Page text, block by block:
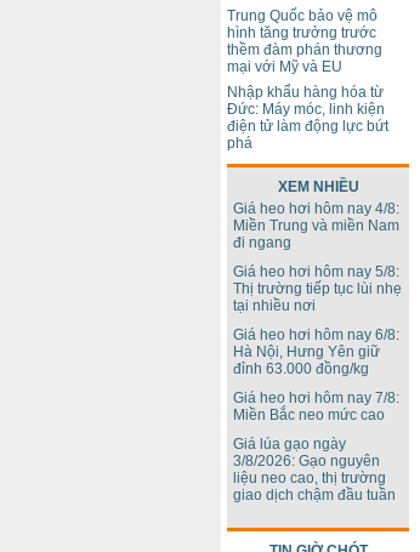
Trung Quốc bảo vệ mô
hình tăng trưởng trước
thềm đàm phán thương
mại với Mỹ và EU
Nhập khẩu hàng hóa từ
Đức: Máy móc, linh kiện
điện tử làm động lực bứt
phá
XEM NHIỀU
Giá heo hơi hôm nay 4/8:
Miền Trung và miền Nam
đi ngang
Giá heo hơi hôm nay 5/8:
Thị trường tiếp tục lùi nhẹ
tại nhiều nơi
Giá heo hơi hôm nay 6/8:
Hà Nội, Hưng Yên giữ
đỉnh 63.000 đồng/kg
Giá heo hơi hôm nay 7/8:
Miền Bắc neo mức cao
Giá lúa gạo ngày
3/8/2026: Gạo nguyên
liệu neo cao, thị trường
giao dịch chậm đầu tuần